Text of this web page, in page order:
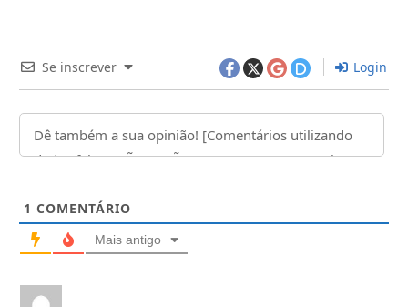
Se inscrever Login
1 COMENTÁRIO
Mais antigo